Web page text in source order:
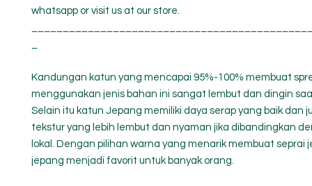
whatsapp or visit us at our store.
Kandungan katun yang mencapai 95%-100% membuat
menggunakan jenis bahan ini sangat lembut dan dingin
Selain itu katun Jepang memiliki daya serap yang baik dan
tekstur yang lebih lembut dan nyaman jika dibandingkan
lokal. Dengan pilihan warna yang menarik membuat seprai
jepang menjadi favorit untuk banyak orang.